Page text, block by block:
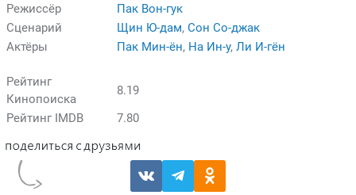
Режиссёр
Пак Вон-гук
Сценарий
Щин Ю-дам, Сон Со-джак
Актёры
Пак Мин-ён, На Ин-у, Ли И-гён
Рейтинг
Кинопоиска
8.19
Рейтинг IMDB
7.80